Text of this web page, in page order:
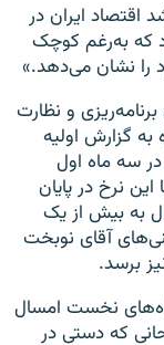
اقتصاد ایران در
که به‌رغم کوچک
را نشان می‌دهد.»
و نظارت
به گزارش اولیه
سه ماه اول
نرخ در پایان
به بیش از یک
آقای نوبخت
نخست امسال
که دستی در